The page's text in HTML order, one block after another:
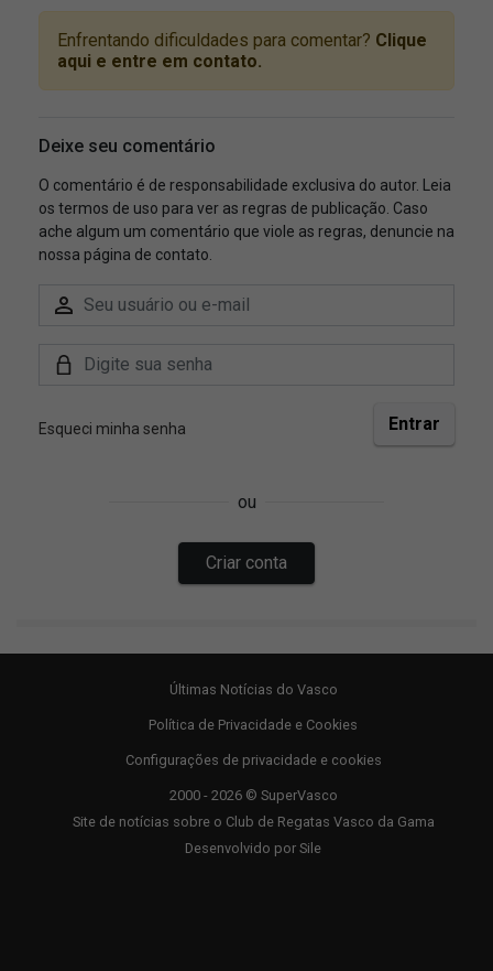
Últimas Notícias do Vasco
Política de Privacidade e Cookies
Configurações de privacidade e cookies
2000 - 2026 © SuperVasco
Site de notícias sobre o Club de Regatas Vasco da Gama
Desenvolvido por Sile